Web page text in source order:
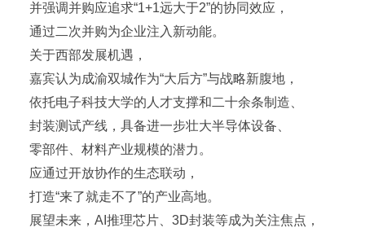
并强调并购应追求“1+1远大于2”的协同效应，
通过二次并购为企业注入新动能。
关于西部发展机遇，
嘉宾认为成渝双城作为“大后方”与战略新腹地，
依托电子科技大学的人才支撑和二十余条制造、
封装测试产线，具备进一步壮大半导体设备、
零部件、材料产业规模的潜力。
应通过开放协作的生态联动，
打造“来了就走不了”的产业高地。
展望未来，AI推理芯片、3D封装等成为关注焦点，